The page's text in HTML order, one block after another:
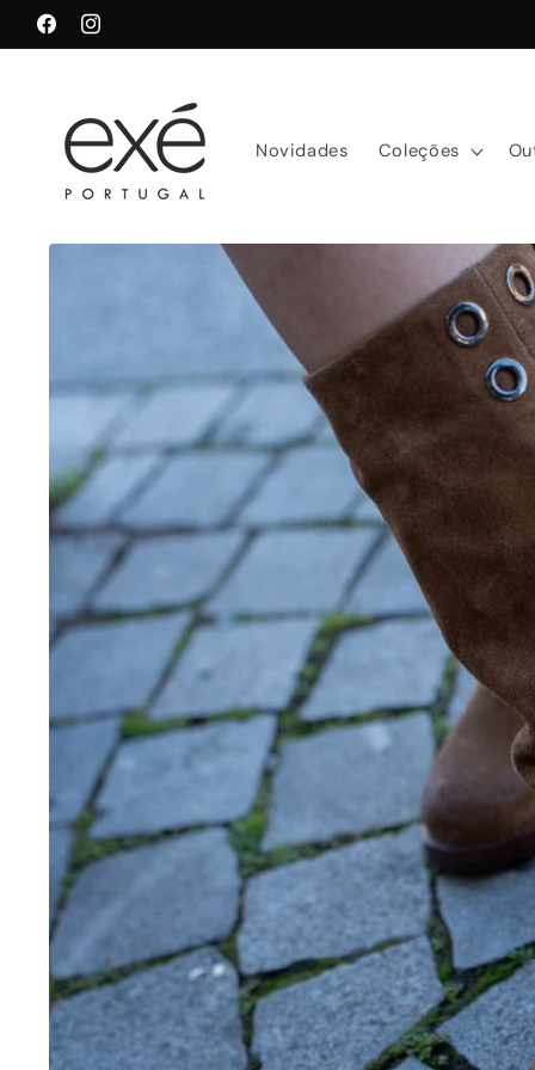
para o
conteúdo
FacebookInstagram
Novidades Coleções
Saltar para